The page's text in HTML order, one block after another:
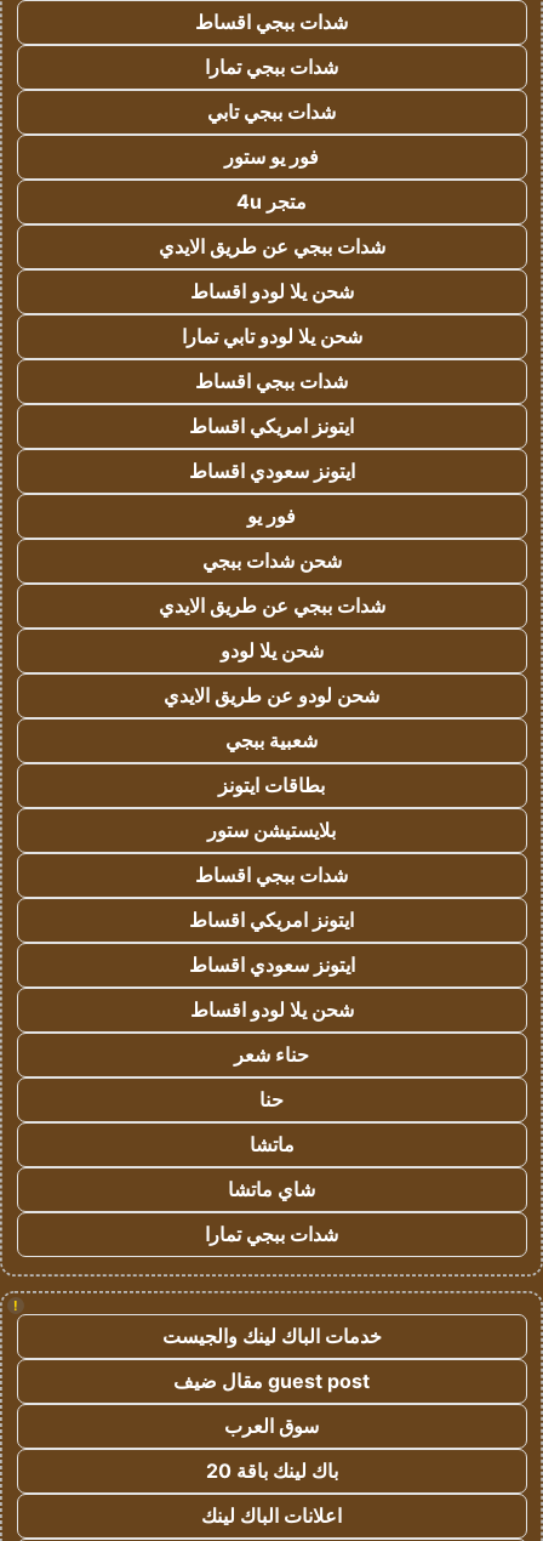
شدات ببجي اقساط
شدات ببجي تمارا
شدات ببجي تابي
فور يو ستور
متجر 4u
شدات ببجي عن طريق الايدي
شحن يلا لودو اقساط
شحن يلا لودو تابي تمارا
شدات ببجي اقساط
ايتونز امريكي اقساط
ايتونز سعودي اقساط
فور يو
شحن شدات ببجي
شدات ببجي عن طريق الايدي
شحن يلا لودو
شحن لودو عن طريق الايدي
شعبية ببجي
بطاقات ايتونز
بلايستيشن ستور
شدات ببجي اقساط
ايتونز امريكي اقساط
ايتونز سعودي اقساط
شحن يلا لودو اقساط
حناء شعر
حنا
ماتشا
شاي ماتشا
شدات ببجي تمارا
!
خدمات الباك لينك والجيست
guest post مقال ضيف
سوق العرب
باك لينك باقة 20
اعلانات الباك لينك